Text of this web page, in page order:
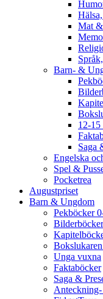
Mat
Barn- &
12-
Saga
Engelska
Spel &
Pocketrea
Augustpriset
Barn & Ungdom
Pekböcker
Unga vuxna
Faktaböcker
Saga &